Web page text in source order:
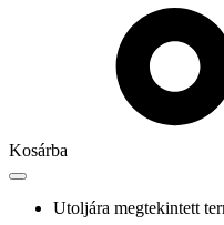
Kosárba
Utoljára megtekintett